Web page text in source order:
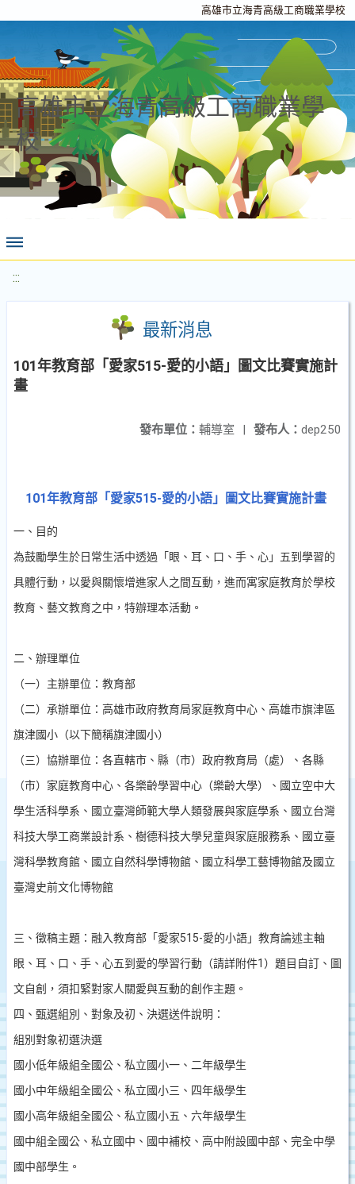
高雄市立海青高級工商職業學校
高雄市立海青高級工商職業學
校
:::
最新消息
101年教育部「愛家515-愛的小語」圖文比賽實施計
畫
發布人： dep250
發布單位： 輔導室 |
101年教育部「愛家515-愛的小語」圖文比賽實施計畫
一、目的
為鼓勵學生於日常生活中透過「眼、耳、口、手、心」五到學習的
具體行動，以愛與關懷增進家人之間互動，進而寓家庭教育於學校
教育、藝文教育之中，特辦理本活動。
二、辦理單位
（一）主辦單位：教育部
（二）承辦單位：高雄市政府教育局家庭教育中心、高雄市旗津區
旗津國小（以下簡稱旗津國小）
（三）協辦單位：各直轄市、縣（市）政府教育局（處）、各縣
（市）家庭教育中心、各樂齡學習中心（樂齡大學）、國立空中大
學生活科學系、國立臺灣師範大學人類發展與家庭學系、國立台灣
科技大學工商業設計系、樹德科技大學兒童與家庭服務系、國立臺
灣科學教育館、國立自然科學博物館、國立科學工藝博物館及國立
臺灣史前文化博物館
三、徵稿主題：融入教育部「愛家515-愛的小語」教育論述主軸
眼、耳、口、手、心五到愛的學習行動（請詳附件1 ）題目自訂、圖
文自創，須扣緊對家人關愛與互動的創作主題。
四、甄選組別、對象及初、決選送件說明：
組別 對象初選決選
國小低年級組全國公、私立國小一、二年級學生
國小中年級組全國公、私立國小三、四年級學生
國小高年級組全國公、私立國小五、六年級學生
國中組全國公、私立國中、國中補校、高中附設國中部、完全中學
國中部學生。